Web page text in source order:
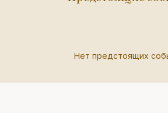
Нет предстоящих